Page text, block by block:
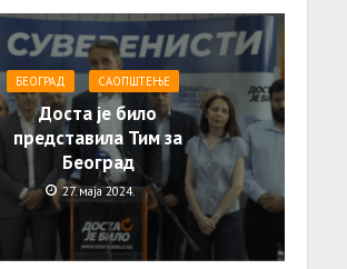
БЕОГРАД САОПШТЕЊE
Доста је било
представила Тим за
Београд
27. маја 2024.